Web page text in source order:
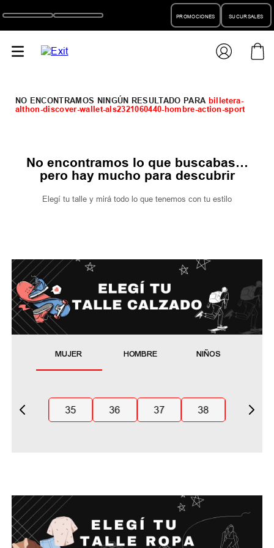
PROMOCIONES SUCURSALES
billetera-
althon-discover-wallet-als2321060440-hombre-action-sport
No encontramos lo que buscabas…
pero hay mucho para descubrir
Elegí tu talle y mirá todo lo que tenemos con tu estilo
MUJER HOMBRE NIÑOS
35 36 37 38